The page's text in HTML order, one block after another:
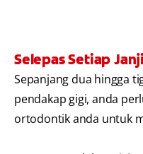
Selepas Setiap
Sepanjang dua hingga
pendakap gigi, anda
ortodontik anda untuk